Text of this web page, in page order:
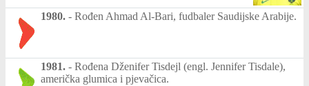
1980. - Rođen Ahmad Al-Bari, fudbaler Saudijske Arabije.
1981. - Rođena Dženifer Tisdejl (engl. Jennifer Tisdale),
američka glumica i pjevačica.